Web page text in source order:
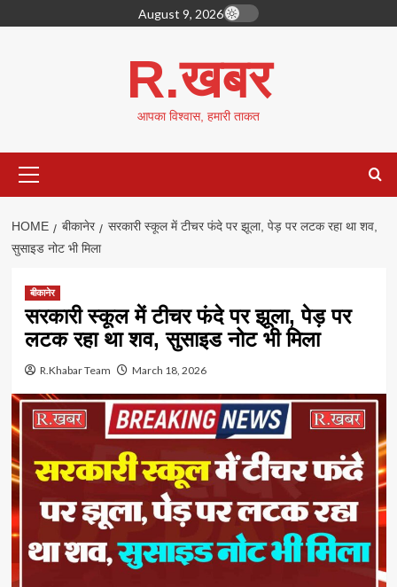
to
August 9, 2026
R.खबर
आपका विश्वास, हमारी ताकत
Menu
HOME बीकानेर
सरकारी स्कूल में टीचर फंदे पर झूला, पेड़ पर लटक रहा था शव,
सुसाइड नोट भी मिला
बीकानेर
सरकारी स्कूल में टीचर फंदे पर झूला, पेड़ पर
लटक रहा था शव, सुसाइड नोट भी मिला
R.Khabar Team March 18, 2026